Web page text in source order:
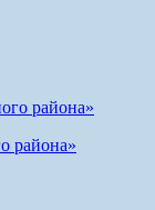
района»